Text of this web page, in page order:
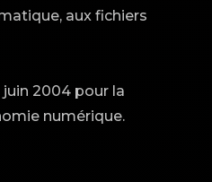
aux fichiers
juin 2004 pour la
numérique.